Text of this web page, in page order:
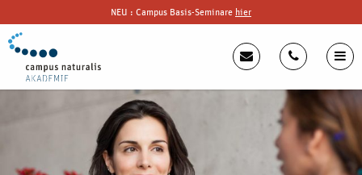
NEU : Campus Basis-Seminare hier